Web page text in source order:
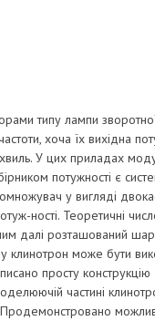
типу лампи
хоча їх вихідна
У цих приладах
потужності є
у вигляді
ності. Теоретичні
далі розташований шар
клинотрон може бути
просту конструкцію
частині